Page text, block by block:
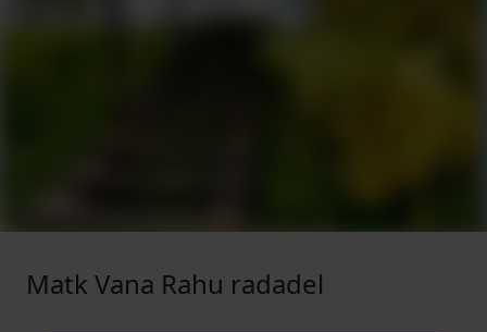
Matk Vana Rahu radadel